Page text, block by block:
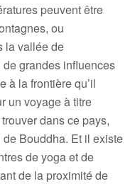
peuvent être
ou
la vallée de
grandes influences
à la frontière qu’il
un voyage à titre
dans ce pays,
Bouddha. Et il existe
de yoga et de
de la proximité de